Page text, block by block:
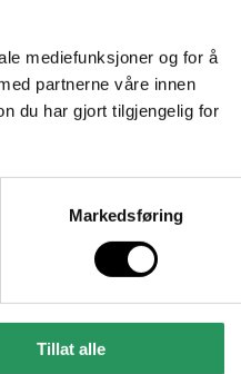
mediefunksjoner og for å
partnerne våre innen
du har gjort tilgjengelig for
Markedsføring
Tillat alle
collections/
link:not(div.header-
menu-cart-